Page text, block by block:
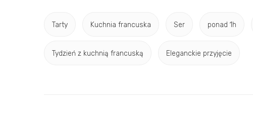
Tarty Kuchnia francuska Ser ponad 1h
Tydzień z kuchnią francuską Eleganckie przyjęcie